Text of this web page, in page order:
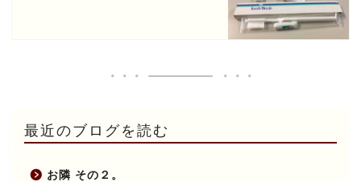
最近のブログを読む
お隣 その２。